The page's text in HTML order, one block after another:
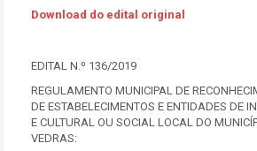
Download do edital original
EDITAL N.º 136/2019
REGULAMENTO MUNICIPAL DE
DE ESTABELECIMENTOS E ENTIDADES DE
E CULTURAL OU SOCIAL LOCAL DO
VEDRAS: